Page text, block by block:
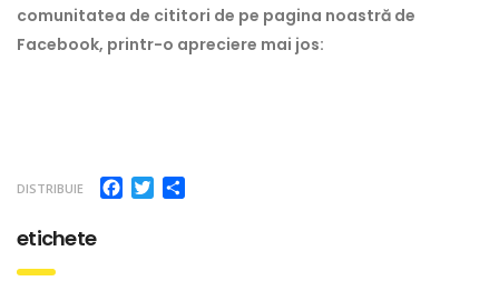
comunitatea de cititori de pe pagina noastră de
Facebook, printr-o apreciere mai jos:
DISTRIBUIE Facebook
Twitter
etichete